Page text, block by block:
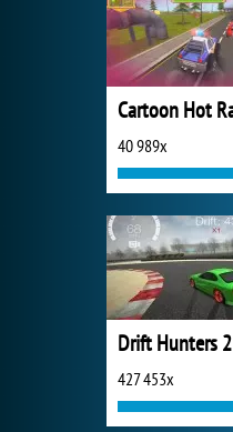
40 989x
Drift Hunters 2
427 453x